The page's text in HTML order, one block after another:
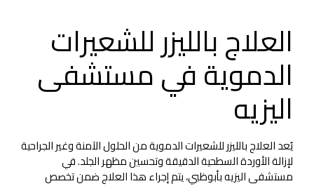
العلاج بالليزر للشعيرات
الدموية في مستشفى
اليزيه
يُعد العلاج بالليزر للشعيرات الدموية من الحلول الآمنة وغير الجراحية
لإزالة الأوردة السطحية الدقيقة وتحسين مظهر الجلد. في
مستشفى اليزيه بأبوظبي، يتم إجراء هذا العلاج ضمن تخصص